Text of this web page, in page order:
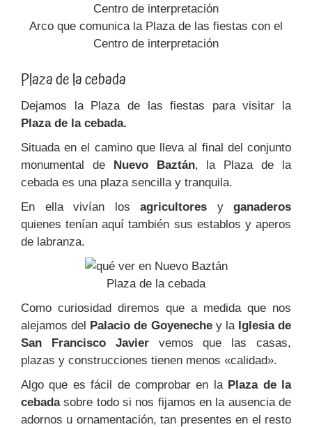
Arco que comunica la Plaza de las fiestas con el
Centro de interpretación
Plaza de la cebada
Dejamos la Plaza de las fiestas para visitar la
Plaza de la cebada.
Situada en el camino que lleva al final del conjunto
monumental de Nuevo Baztán, la Plaza de la
cebada es una plaza sencilla y tranquila.
En ella vivían los agricultores y ganaderos
quienes tenían aquí también sus establos y aperos
de labranza.
Plaza de la cebada
Como curiosidad diremos que a medida que nos
alejamos del Palacio de Goyenechey la Iglesia de
San Francisco Javier vemos que las casas,
plazas y construcciones tienen menos «calidad».
Algo que es fácil de comprobar en la Plaza de la
cebadasobre todo si nos fijamos en la ausencia de
adornos u ornamentación, tan presentes en el resto